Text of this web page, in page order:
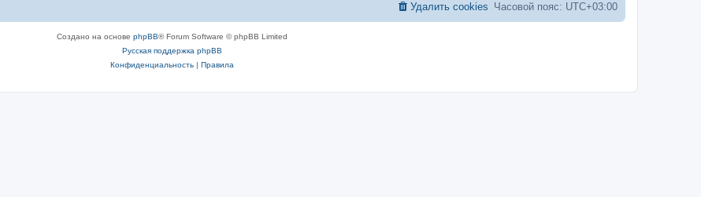
Часовой пояс: UTC+03:00
Удалить cookies
Создано на основе phpBB® Forum Software © phpBB Limited
Русская поддержка phpBB
Конфиденциальность| Правила